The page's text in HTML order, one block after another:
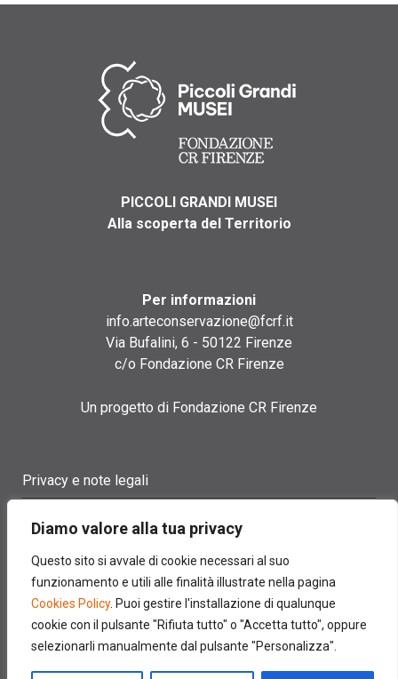
Diamo valore alla tua privacy
Questo sito si avvale di cookie necessari al suo
funzionamento e utili alle finalità illustrate nella pagina
Cookies Policy. Puoi gestire l'installazione di qualunque
cookie con il pulsante "Rifiuta tutto" o "Accetta tutto", oppure
selezionarli manualmente dal pulsante "Personalizza".
PICCOLI GRANDI MUSEI
Alla scoperta del Territorio
Per informazioni
info.arteconservazione@fcrf.it
Via Bufalini, 6 - 50122 Firenze
c/o Fondazione CR Firenze
Un progetto di Fondazione CR Firenze
Privacy e note legali
Cookie policy
Contatti